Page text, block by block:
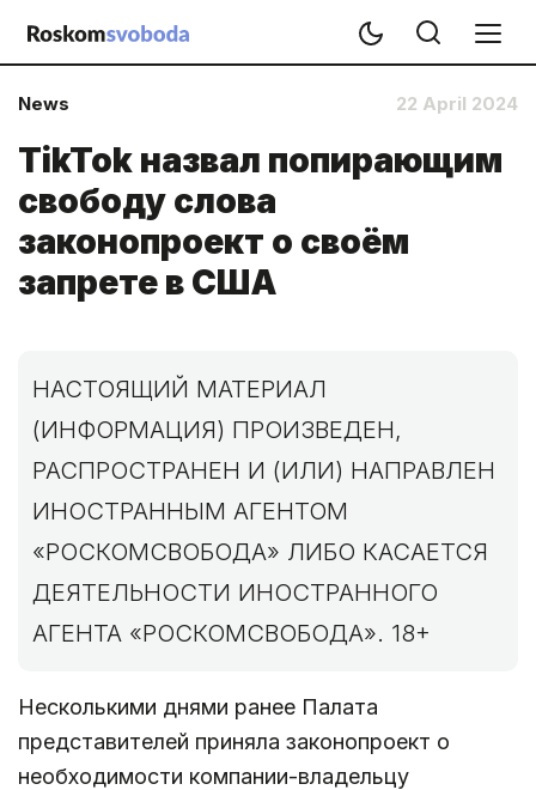
News 22 April 2024
TikTok назвал попирающим
свободу слова
законопроект о своём
запрете в США
НАСТОЯЩИЙ МАТЕРИАЛ
(ИНФОРМАЦИЯ) ПРОИЗВЕДЕН,
РАСПРОСТРАНЕН И (ИЛИ) НАПРАВЛЕН
ИНОСТРАННЫМ АГЕНТОМ
«РОСКОМСВОБОДА» ЛИБО КАСАЕТСЯ
ДЕЯТЕЛЬНОСТИ ИНОСТРАННОГО
АГЕНТА «РОСКОМСВОБОДА». 18+
Несколькими днями ранее Палата
представителей приняла законопроект о
необходимости компании-владельцу